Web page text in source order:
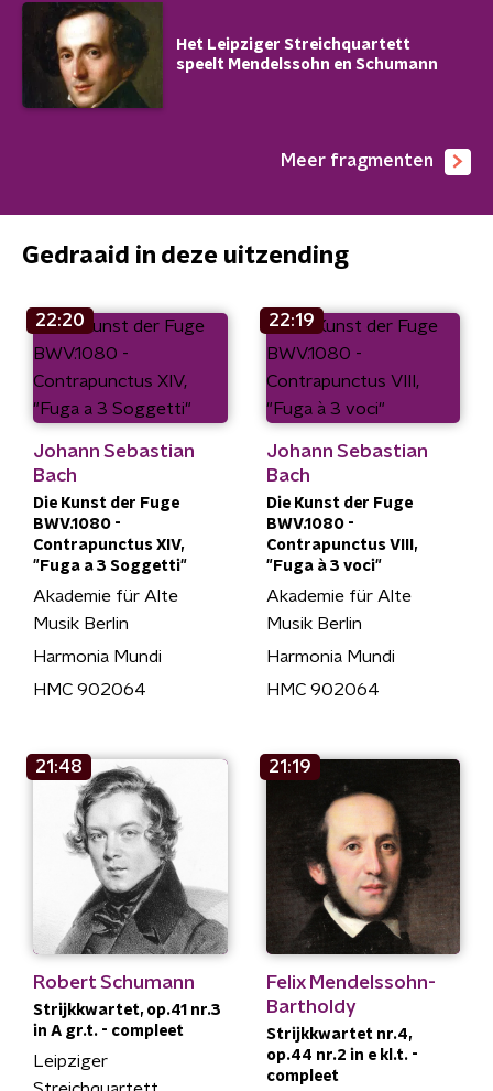
Het Leipziger Streichquartett
speelt Mendelssohn en Schumann
Meer fragmenten
Gedraaid in deze uitzending
22:20
Johann Sebastian
Bach
Die Kunst der Fuge
BWV.1080 -
Contrapunctus XIV,
"Fuga a 3 Soggetti"
Akademie für Alte
Musik Berlin
Harmonia Mundi
HMC 902064
22:19
Johann Sebastian
Bach
Die Kunst der Fuge
BWV.1080 -
Contrapunctus VIII,
"Fuga à 3 voci"
Akademie für Alte
Musik Berlin
Harmonia Mundi
HMC 902064
21:48
Robert Schumann
Strijkkwartet, op.41 nr.3
in A gr.t. - compleet
Leipziger
21:19
Felix Mendelssohn-
Bartholdy
Strijkkwartet nr.4,
op.44 nr.2 in e kl.t. -
compleet